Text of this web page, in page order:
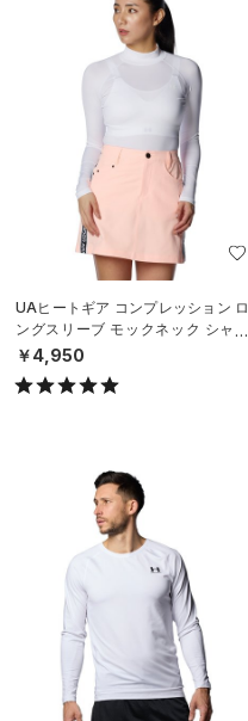
UAヒートギア コンプレッション ロ
ングスリーブ モックネック シャツ
（ゴルフ/WOMEN）
￥4,950